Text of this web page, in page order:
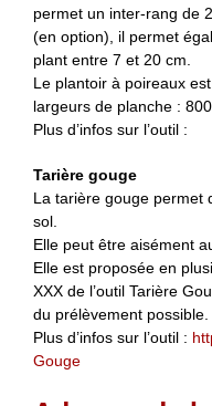
permet un inter-rang de
(en option), il permet
plant entre 7 et 20 cm.
Le plantoir à poireaux
largeurs de planche :
Plus d’infos sur l’outil :
Tarière gouge
La tarière gouge permet
sol.
Elle peut être aisément
Elle est proposée en
XXX de l’outil Tarière
du prélèvement possible.
Plus d’infos sur l’outil :
Gouge